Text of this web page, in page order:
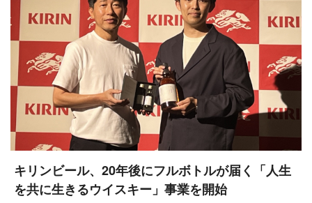
キリンビール、20年後にフルボトルが届く「人生
を共に生きるウイスキー」事業を開始